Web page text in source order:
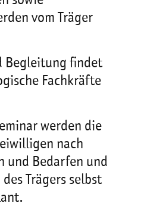
vom Träger
Begleitung findet
Fachkräfte
werden die
nach
und Bedarfen und
Trägers selbst